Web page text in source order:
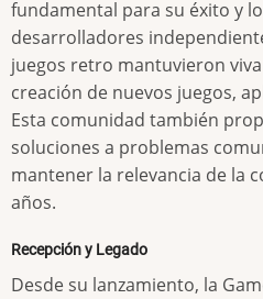
fundamental para su éxito y
desarrolladores
juegos retro mantuvieron
creación de nuevos juegos,
Esta comunidad también
soluciones a problemas
mantener la relevancia de la
años.
Recepción y Legado
Desde su lanzamiento, la